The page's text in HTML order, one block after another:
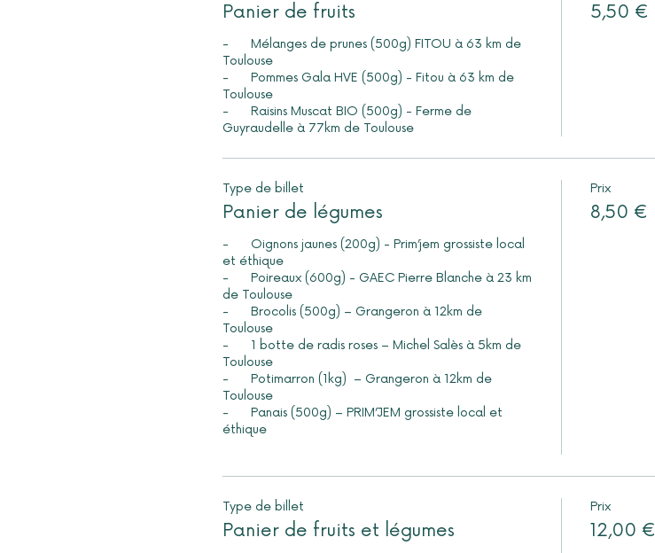
Panier de fruits
-	Mélanges de prunes (500g) FITOU à 63 km de
Toulouse
-	Pommes Gala HVE (500g) - Fitou à 63 km de
Toulouse
-	Raisins Muscat BIO (500g) - Ferme de
5,50 €
Type de billet
Panier de légumes
-	Oignons jaunes (200g) - Prim’jem grossiste local
et éthique
-	Poireaux (600g) - GAEC Pierre Blanche à 23 km
de Toulouse
-	Brocolis (500g) – Grangeron à 12km de
Toulouse
-	1 botte de radis roses – Michel Salès à 5km de
Toulouse
-	Potimarron (1kg)  – Grangeron à 12km de
Toulouse
-	Panais (500g) – PRIM’JEM grossiste local et
éthique
Prix
8,50 €
Type de billet
Panier de fruits et légumes
Prix
12,00 €